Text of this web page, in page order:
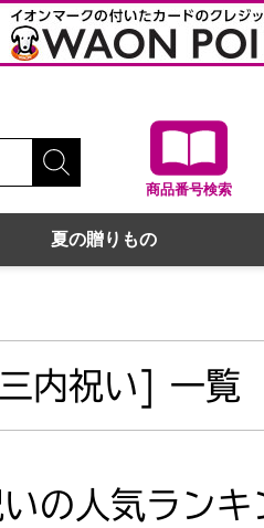
商品番号検索
夏の贈りもの
内祝い] 一覧
の人気ランキ